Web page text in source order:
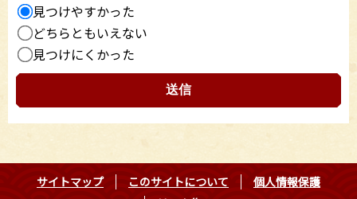
見つけやすかった
どちらともいえない
見つけにくかった
サイトマップ このサイトについて
個人情報保護